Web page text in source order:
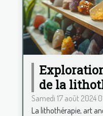
de la
minéraux
Samedi 17 août 2024
La lithothérapie, art